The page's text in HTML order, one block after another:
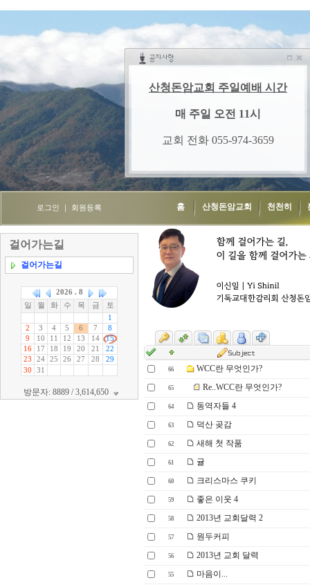
로그인 회원등록 홈 산청돈암교회 천천히
걸어가는길
걸어가는길
방문자: 8889 / 3,614,650
66 WCC란 무엇인가?
65 Re..WCC란 무엇인가?
64 동역자들 4
63 덕산 곶감
62 새해 첫 작품
61 귤
60 크리스마스 쿠키
59 좋은 이웃 4
58 2013년 교회달력 2
57 원두커피
56 2013년 교회 달력
55 마음이...